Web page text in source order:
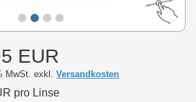
EUR
MwSt. exkl. Versandkosten
pro Linse